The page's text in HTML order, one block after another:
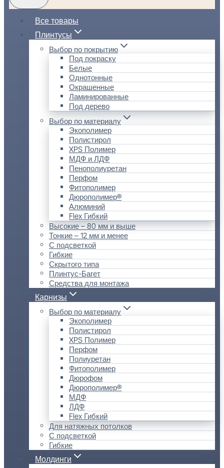
Все товары
Плинтусы
Выбор по покрытию
Под покраску
Белые
Однотонные
Окрашенные
Ламинированные
Под дерево
Выбор по материалу
Экополимер
Полистирол
XPS Полимер
МДФ и ЛДФ
Пенополиуретан
Перфом
Фитополимер
Дюрополимер®
Алюминий
Flex Гибкий
Высокие – 80 мм и выше
Тонкие – 12 мм и менее
С подсветкой
Гибкие
Скрытого типа
Плинтус-Багет
Средства для монтажа
Карнизы
Выбор по материалу
Экополимер
Полистирол
XPS Полимер
Перфом
Полиуретан
Фитополимер
Дюрофом
Дюрополимер®
МДФ
ЛДФ
Flex Гибкий
Для натяжных потолков
С подсветкой
Гибкие
Молдинги